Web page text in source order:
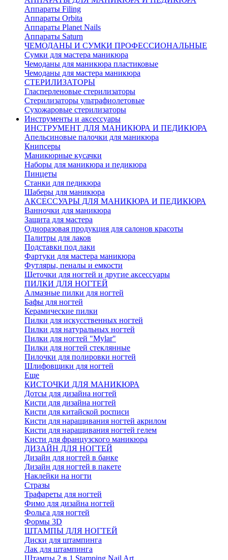
Аппараты Filing
Аппараты Orbita
Аппараты Planet Nails
Аппараты Saturn
ЧЕМОДАНЫ И СУМКИ ПРОФЕССИОНАЛЬНЫЕ
Сумки для мастера маникюра
Чемоданы для маникюра пластиковые
Чемоданы для мастера маникюра
СТЕРИЛИЗАТОРЫ
Гласперленовые стерилизаторы
Стерилизаторы ультрафиолетовые
Сухожаровые стерилизаторы
Инструменты и аксессуары
ИНСТРУМЕНТ ДЛЯ МАНИКЮРА И ПЕДИКЮРА
Апельсиновые палочки для маникюра
Книпсеры
Маникюрные кусачки
Наборы для маникюра и педикюра
Пинцеты
Станки для педикюра
Шаберы для маникюра
АКСЕССУАРЫ ДЛЯ МАНИКЮРА И ПЕДИКЮРА
Ванночки для маникюра
Защита для мастера
Одноразовая продукция для салонов красоты
Палитры для лаков
Подставки под лаки
Фартуки для мастера маникюра
Футляры, пеналы и емкости
Щеточки для ногтей и другие аксессуары
ПИЛКИ ДЛЯ НОГТЕЙ
Алмазные пилки для ногтей
Бафы для ногтей
Керамические пилки
Пилки для искусственных ногтей
Пилки для натуральных ногтей
Пилки для ногтей "Mylar"
Пилки для ногтей стеклянные
Пилочки для полировки ногтей
Шлифовщики для ногтей
Еще
КИСТОЧКИ ДЛЯ МАНИКЮРА
Дотсы для дизайна ногтей
Кисти для дизайна ногтей
Кисти для китайской росписи
Кисти для наращивания ногтей акрилом
Кисти для наращивания ногтей гелем
Кисти для французского маникюра
ДИЗАЙН ДЛЯ НОГТЕЙ
Дизайн для ногтей в банке
Дизайн для ногтей в пакете
Наклейки на ногти
Стразы
Трафареты для ногтей
Фимо для дизайна ногтей
Фольга для ногтей
Формы 3D
ШТАМПЫ ДЛЯ НОГТЕЙ
Диски для штампинга
Лак для штампинга
Штампы 2 в 1 Stamping Nail Art